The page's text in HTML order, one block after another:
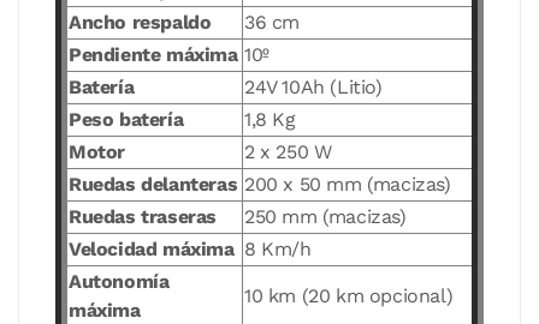
Ancho respaldo
36 cm
Pendiente máxima 10º
Batería
24V 10Ah (Litio)
Peso batería
1,8 Kg
Motor
2 x 250 W
Ruedas delanteras 200 x 50 mm (macizas)
Ruedas traseras
250 mm (macizas)
Velocidad máxima 8 Km/h
Autonomía
máxima
10 km (20 km opcional)